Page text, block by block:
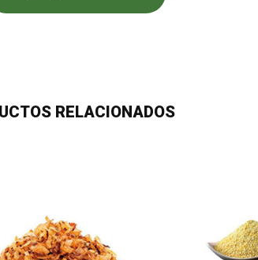
RELACIONADOS